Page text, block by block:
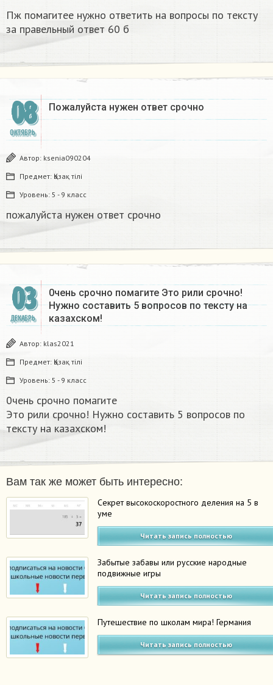
Пж помагитее нужно ответить на вопросы по тексту
за правельный ответ 60 б
08
ОКТЯБРЬ
Пожалуйста нужен ответ срочно​
Автор: ksenia090204
Предмет: Қазақ тiлi
Уровень: 5 - 9 класс
пожалуйста нужен ответ срочно​
03
ДЕКАБРЬ
0чень срочно помагите Это рили срочно!​
Нужно составить 5 вопросов по тексту на
казахском!
Автор: klas2021
Предмет: Қазақ тiлi
Уровень: 5 - 9 класс
0чень срочно помагите
Это рили срочно!​ Нужно составить 5 вопросов по
тексту на казахском!
Вам так же может быть интересно:
Секрет высокоскоростного деления на 5 в
уме
Читать запись полностью
Забытые забавы или русские народные
подвижные игры
Читать запись полностью
Путешествие по школам мира! Германия
Читать запись полностью